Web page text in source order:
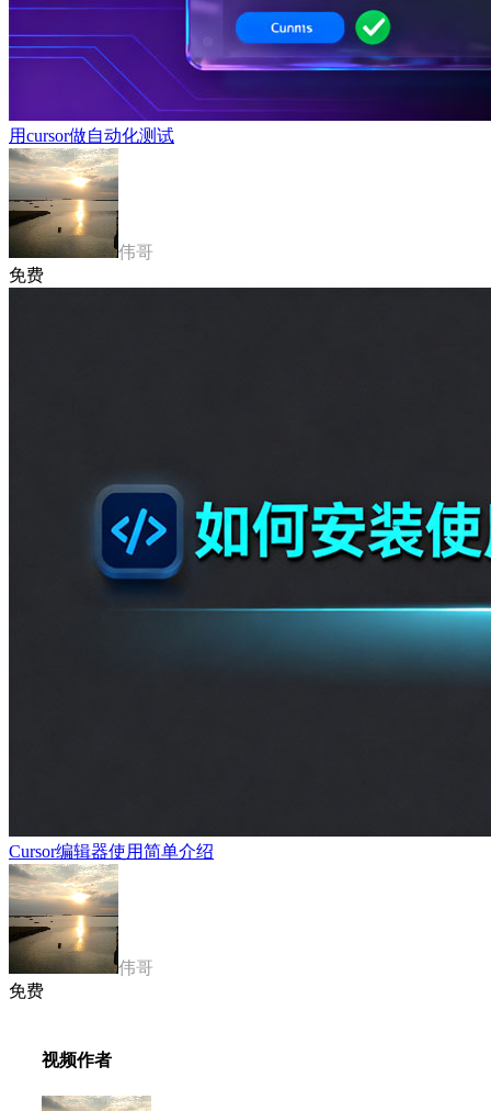
用cursor做自动化测试
伟哥
免费
Cursor编辑器使用简单介绍
伟哥
免费
视频作者